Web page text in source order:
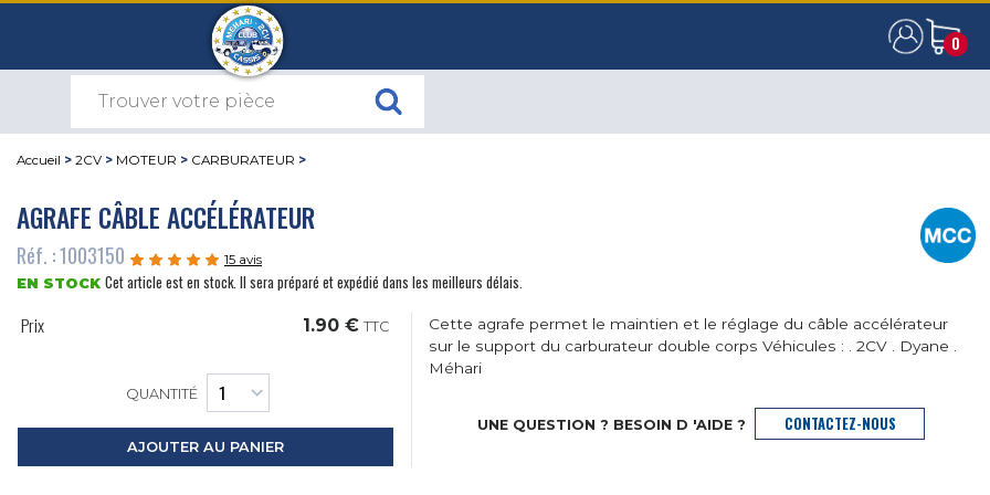
0
0
Accueil > 2CV > MOTEUR > CARBURATEUR >
AGRAFE CÂBLE ACCÉLÉRATEUR
Réf. : 1003150 15 avis
EN STOCK Cet article est en stock. Il sera préparé et expédié dans les meilleurs délais.
Prix 1.90 € TTC
QUANTITÉ
AJOUTER AU PANIER
Cette agrafe permet le maintien et le réglage du câble accélérateur
sur le support du carburateur double corps Véhicules : . 2CV . Dyane .
Méhari
UNE QUESTION ? BESOIN D 'AIDE ? CONTACTEZ-NOUS